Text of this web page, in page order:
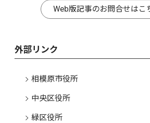
Web版記事のお問合せはこ
外部リンク
相模原市役所
中央区役所
緑区役所